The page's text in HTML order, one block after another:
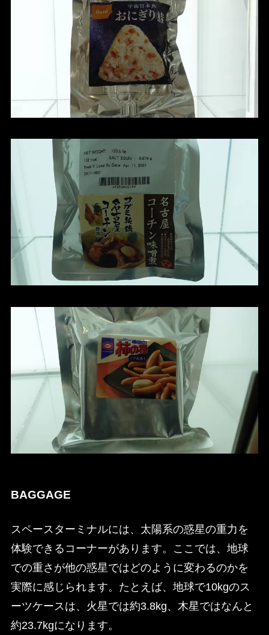
BAGGAGE
スペースターミナルには、太陽系の惑星の重力を
体験できるコーナーがあります。ここでは、地球
での重さが他の惑星ではどのように変わるのかを
実際に感じられます。たとえば、地球で10kgのス
ーツケースは、火星では約3.8kg、木星ではなんと
約23.7kgになります。